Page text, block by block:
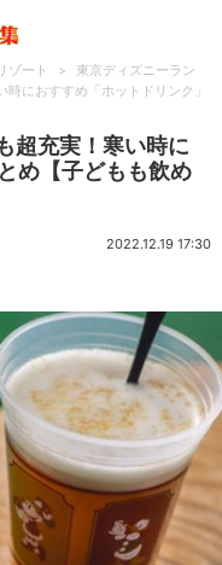
ゾート >
東京ディズニーラン
時におすすめ「ホットドリンク」
超充実！寒い時に
め【子どもも飲め
2022.12.19 17:30